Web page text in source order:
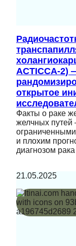
ACTICCA-2)
открытое
Факты о раке
желчных путей
и плохим
диагнозом
21.05.2025